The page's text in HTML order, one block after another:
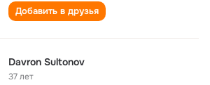
Добавить в друзья
Davron Sultonov
37 лет